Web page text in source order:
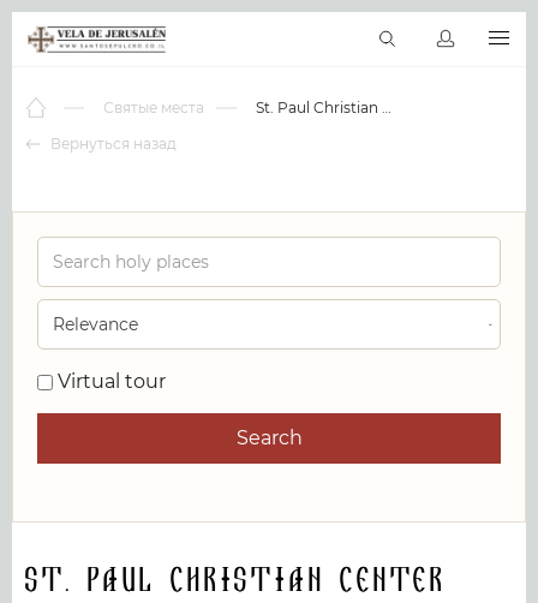
Виртуальные туры
RU
Вернуться назад
Святые места St. Paul Christian Center
Virtual tour
Search
St. Paul Christian Center